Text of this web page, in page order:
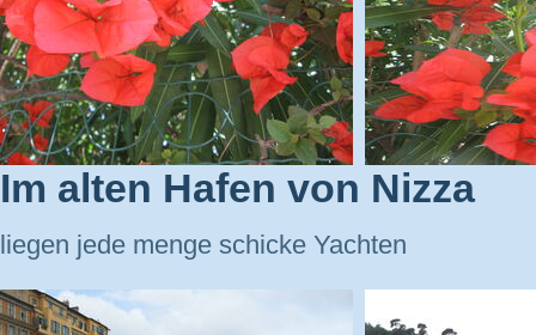
Im alten Hafen von Nizza
liegen jede menge schicke Yachten